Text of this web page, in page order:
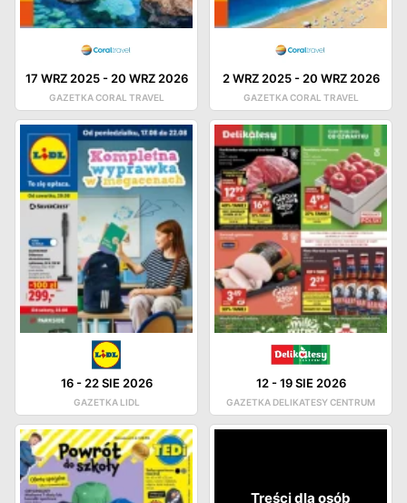
17 WRZ 2025- 20 WRZ 2026
GAZETKA CORAL TRAVEL
2 WRZ 2025- 20 WRZ 2026
GAZETKA CORAL TRAVEL
16-22 SIE 2026
GAZETKA LIDL
12-19 SIE 2026
GAZETKA DELIKATESY CENTRUM
Treści dla osób